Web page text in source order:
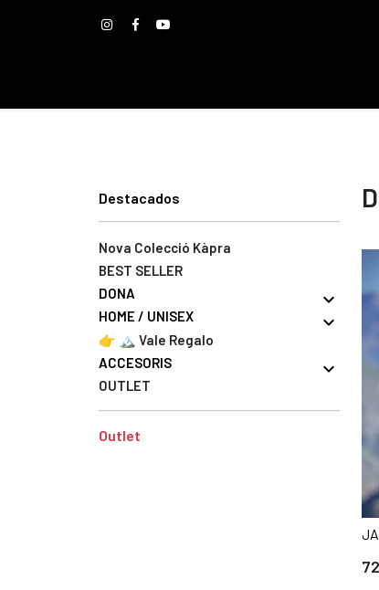
Destacados
Nova Colecció Kàpra
BEST SELLER
DONA
expand_more
HOME / UNISEX expand_more
👉 🏔️ Vale Regalo
ACCESORIS
expand_more
OUTLET
Outlet